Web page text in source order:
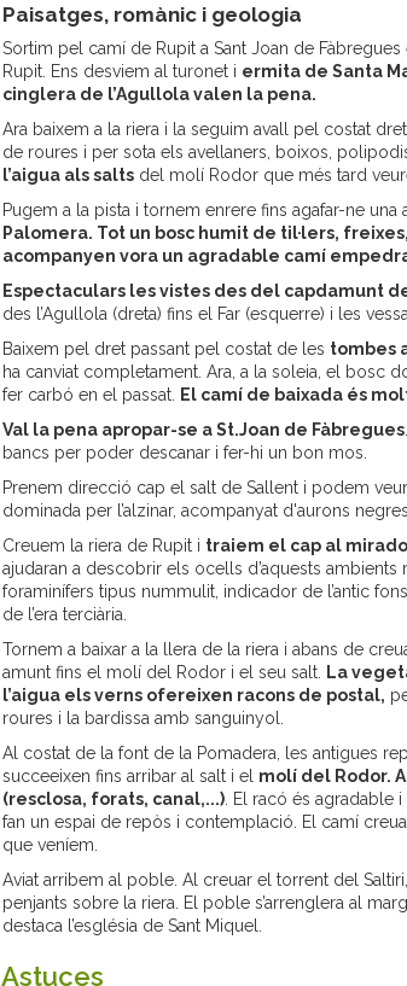
Paisatges, romànic i geologia
Sortim pel camí de Rupit a Sant Joan de
Rupit. Ens desviem al turonet i ermita de Santa
cinglera de l’Agullola valen la pena.
Ara baixem a la riera i la seguim avall pel costat
de roures i per sota els avellaners, boixos,
l’aigua als saltsdel molí Rodor que més tard
Pugem a la pista i tornem enrere fins agafar-ne
Palomera. Tot un bosc humit de til·lers,
acompanyen vora un agradable camí
Espectaculars les vistes des del capdamunt
des l’Agullola (dreta) fins el Far (esquerre) i les
Baixem pel dret passant pel costat de les tombes
ha canviat completament. Ara, a la soleia, el bosc
fer carbó en el passat.
El camí de baixada és
Val la pena apropar-se a St.Joan de Fàbregues
bancs per poder descanar i fer-hi un bon mos.
Prenem direcció cap el salt de Sallent i podem
dominada per l’alzinar, acompanyat d'aurons
Creuem la riera de Rupit i traiem el cap al
ajudaran a descobrir els ocells d’aquests
foraminífers tipus nummulit, indicador de l’antic
de l’era terciària.
Tornem a baixar a la llera de la riera i abans de
amunt fins el molí del Rodor i el seu salt.
La
l’aigua els verns ofereixen racons de postal,
roures i la bardissa amb sanguinyol.
Al costat de la font de la Pomadera, les antigues
succeeixen fins arribar al salt i el molí del Rodor.
(resclosa, forats, canal,...). El racó és agradable i
fan un espai de repòs i contemplació. El camí
que veníem.
Aviat arribem al poble. Al creuar el torrent del
penjants sobre la riera. El poble s’arrenglera al
destaca l’església de Sant Miquel.
Astuces